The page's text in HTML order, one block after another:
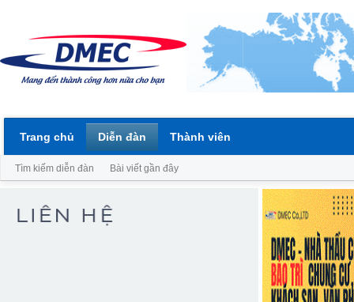
Trang chủ Diễn đàn
Tìm kiếm diễn đàn Bài viết gần đây
Thành viên